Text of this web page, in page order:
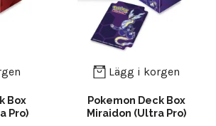
Box
Pro)
Lägg i korgen
Pokemon Deck Box
Miraidon (Ultra Pro)